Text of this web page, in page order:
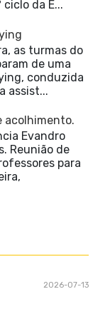
da E...
as turmas do
de uma
conduzida
assist...
acolhimento.
Evandro
Reunião de
para
2026-07-13